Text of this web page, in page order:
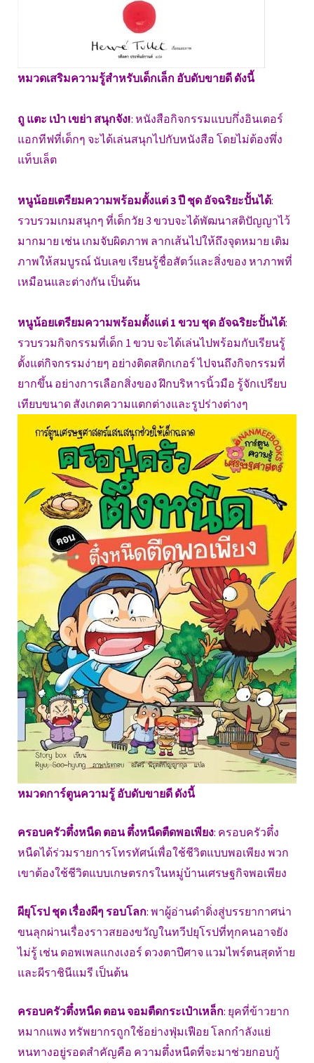
หมวดเสริมความรู้สำหรับเด็กเล็ก อับดับขายดี ดังนี้
ถู แตะ เป่า เขย่า สนุกจัง!: หนังสือกิจกรรมแบบกึ่งอินเตอร์
แอกทีฟที่เด็กๆ จะได้เล่นสนุกไปกับหนังสือ โดยไม่ต้องพึ่ง
แท็บเล็ต
หนูน้อยเตรียมความพร้อมตั้งแต่ 3 ปี ชุด อัจฉริยะปั้นได้:
รวบรวมเกมสนุกๆ ที่เด็กวัย 3 ขวบจะได้พัฒนาสติปัญญาไว้
มากมาย เช่น เกมจับผิดภาพ ลากเส้นไปให้ถึงจุดหมาย เติม
ภาพให้สมบูรณ์ นับเลข เรียนรู้ชื่อสัตว์และสิ่งของ หาภาพที่
เหมือนและต่างกัน เป็นต้น
หนูน้อยเตรียมความพร้อมตั้งแต่ 1 ขวบ ชุด อัจฉริยะปั้นได้:
รวบรวมกิจกรรมที่เด็ก 1 ขวบ จะได้เล่นไปพร้อมกับเรียนรู้
ตั้งแต่กิจกรรมง่ายๆ อย่างติดสติกเกอร์ ไปจนถึงกิจกรรมที่
ยากขึ้น อย่างการเลือกสิ่งของ ฝึกบริหารนิ้วมือ รู้จักเปรียบ
เทียบขนาด สังเกตความแตกต่างและรูปร่างต่างๆ
หมวดการ์ตูนความรู้ อับดับขายดี ดังนี้
ครอบครัวตึ๋งหนืด ตอน ตึ๋งหนืดตืดพอเพียง: ครอบครัวตึ๋ง
หนืดได้ร่วมรายการโทรทัศน์เพื่อใช้ชีวิตแบบพอเพียง พวก
เขาต้องใช้ชีวิตแบบเกษตรกรในหมู่บ้านเศรษฐกิจพอเพียง
ผียุโรป ชุด เรื่องผีๆ รอบโลก: พาผู้อ่านดำดิ่งสู่บรรยากาศน่า
ขนลุกผ่านเรื่องราวสยองขวัญในทวีปยุโรปที่ทุกคนอาจยัง
ไม่รู้ เช่น ดอพเพลแกงเงอร์ ดวงตาปีศาจ แวมไพร์ตนสุดท้าย
และผีราชินีแมรี เป็นต้น
ครอบครัวตึ๋งหนืด ตอน จอมตืดกระเป๋าเหล็ก: ยุคที่ข้าวยาก
หมากแพง ทรัพยากรถูกใช้อย่างฟุ่มเฟือย โลกกำลังแย่
หนทางอยู่รอดสำคัญคือ ความตึ๋งหนืดที่จะมาช่วยกอบกู้